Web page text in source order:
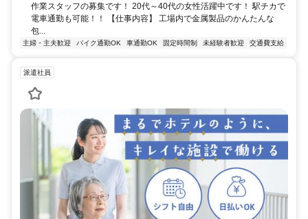
作業スタッフの募集です！ 20代～40代の女性活躍中です！ 駅チカで
電車通勤も可能！！ 【仕事内容】 工場内で金属製品のかんたんな
包...
主婦・主夫歓迎 バイク通勤OK 車通勤OK 固定時間制 未経験者歓迎 交通費支給
派遣社員